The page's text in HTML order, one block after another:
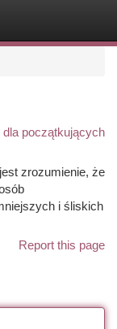
dla początkujących
zrozumienie, że
i śliskich
Report this page